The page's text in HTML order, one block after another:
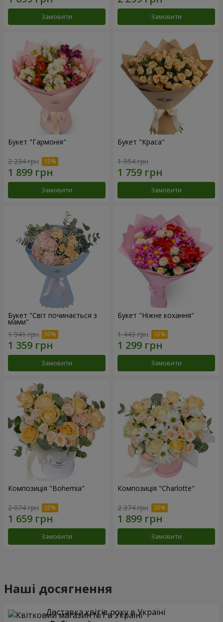
Замовити Замовити
Букет "Гармонія"
2 234 грн
Замовити
Букет "Краса"
1 954 грн
Замовити
Букет "Світ починається з
мами"
1 941 грн
Замовити
Букет "Ніжне кохання"
1 443 грн
Замовити
Композиція "Bohemia"
2 074 грн
Замовити
Композиція "Charlotte"
2 374 грн
Замовити
Наші досягнення
Доставка квітів року в Україні